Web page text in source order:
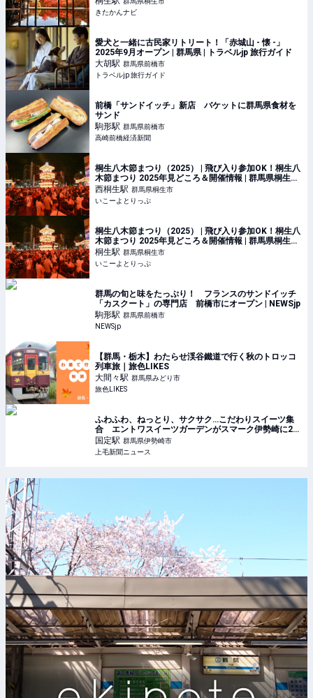
きたかんナビ
愛犬と一緒に古民家リトリート！「赤城山 - 懐 -」
2025年9月オープン | 群馬県 | トラベルjp 旅行ガイド
大胡駅 群馬県前橋市
トラベルjp 旅行ガイド
前橋「サンドイッチ」新店 バケットに群馬県食材を
サンド
駒形駅 群馬県前橋市
高崎前橋経済新聞
桐生八木節まつり（2025） | 飛び入り参加OK！桐生八
木節まつり 2025年見どころ＆開催情報 | 群馬県桐生市
| いこーよとりっぷ
西桐生駅 群馬県桐生市
いこーよとりっぷ
桐生八木節まつり（2025） | 飛び入り参加OK！桐生八
木節まつり 2025年見どころ＆開催情報 | 群馬県桐生市
| いこーよとりっぷ
桐生駅 群馬県桐生市
いこーよとりっぷ
群馬の旬と味をたっぷり！ フランスのサンドイッチ
「カスクート」の専門店 前橋市にオープン | NEWSjp
駒形駅 群馬県前橋市
NEWSjp
【群馬・栃木】わたらせ渓谷鐵道で行く秋のトロッコ
列車旅｜旅色LIKES
大間々駅 群馬県みどり市
旅色LIKES
ふわふわ、ねっとり、サクサク…こだわりスイーツ集
合 エントワスイーツガーデンがスマーク伊勢崎に20
日オープン ｜ 上毛新聞ニュース
国定駅 群馬県伊勢崎市
上毛新聞ニュース